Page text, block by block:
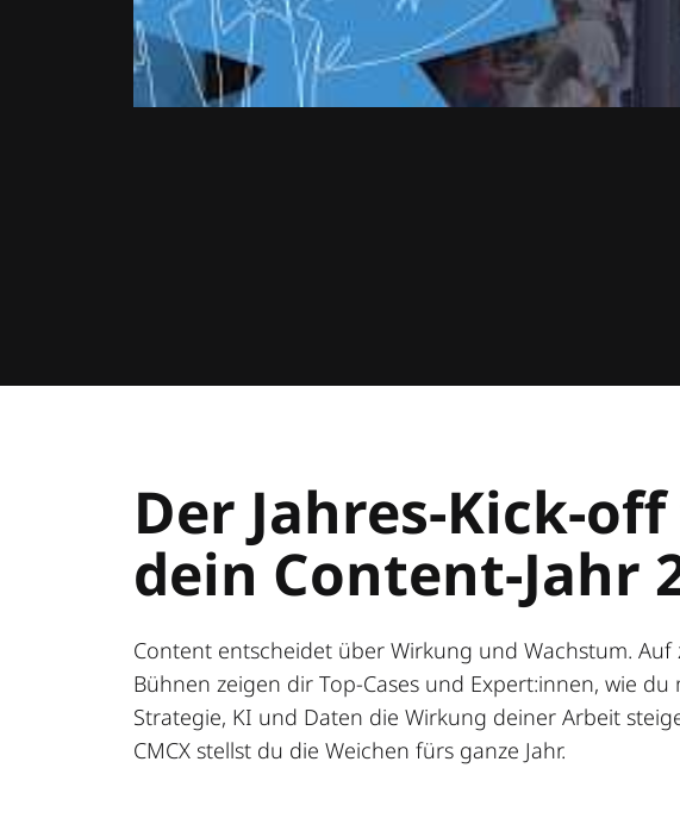
Der Jahres-Kick-
dein Content-Jahr
Content entscheidet über Wirkung und Wachstum. Auf
Bühnen zeigen dir Top-Cases und Expert:innen, wie du
Strategie, KI und Daten die Wirkung deiner Arbeit
CMCX stellst du die Weichen fürs ganze Jahr.